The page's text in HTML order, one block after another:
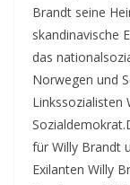
Brandt seine
skandinavische
das
Norwegen und
Linkssozialisten
Sozialdemokrat.
für Willy Brandt
Exilanten Willy